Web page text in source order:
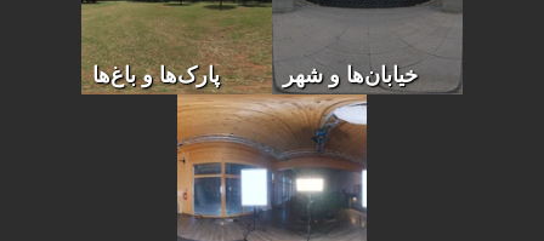
پارک‌ها و باغ‌ها خیابان‌ها و شهر